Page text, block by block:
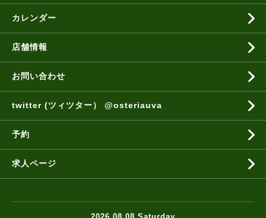
カレンダー
店舗情報
お問い合わせ
twitter (ツィツター） @osteriauva
予約
求人ページ
2026.08.08 Saturday